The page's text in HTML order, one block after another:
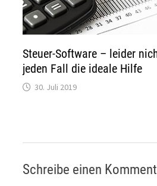
Steuer-Software – leider
jeden Fall die ideale Hilfe
30. Juli 2019
Schreibe einen